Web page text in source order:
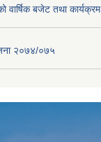
बजेट तथा कार्यक्रम
२०७४/०७५